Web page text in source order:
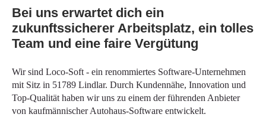
Bei uns erwartet dich ein
zukunftssicherer Arbeitsplatz, ein tolles
Team und eine faire Vergütung
Wir sind Loco-Soft - ein renommiertes Software-Unternehmen
mit Sitz in 51789 Lindlar. Durch Kundennähe, Innovation und
Top-Qualität haben wir uns zu einem der führenden Anbieter
von kaufmännischer Autohaus-Software entwickelt.